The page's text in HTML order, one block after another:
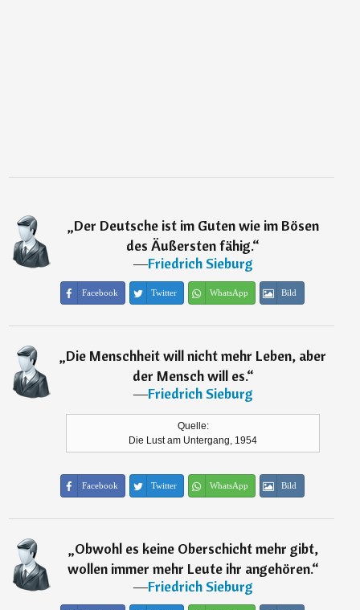
„Der Deutsche ist im Guten wie im Bösen
des Äußersten fähig.“
―Friedrich Sieburg
Facebook Twitter WhatsApp Bild
„Die Menschheit will nicht mehr Leben, aber
der Mensch will es.“
―Friedrich Sieburg
Quelle:
Die Lust am Untergang, 1954
Facebook Twitter WhatsApp Bild
„Obwohl es keine Oberschicht mehr gibt,
wollen immer mehr Leute ihr angehören.“
―Friedrich Sieburg